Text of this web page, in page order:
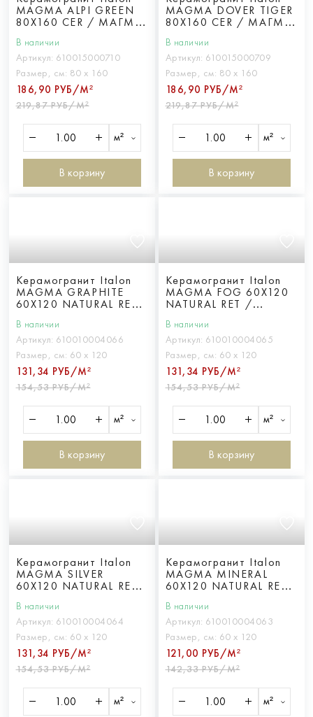
MAGMA ALPI GREEN
80X160 CER / МАГМА
пат.
В наличии
Артикул: 610015000710
Размер, см: 80 х 160
186,90 РУБ/М²
219,87 РУБ/М²
м²
В корзину
MAGMA DOVER TIGER
80X160 CER / МАГМА
80X160 пат.
В наличии
Артикул: 610015000709
Размер, см: 80 х 160
186,90 РУБ/М²
219,87 РУБ/М²
м²
В корзину
Керамогранит Italon
MAGMA GRAPHITE
60X120 NATURAL RET
60X120 НАТ. ретт.
В наличии
Артикул: 610010004066
Размер, см: 60 х 120
131,34 РУБ/М²
154,53 РУБ/М²
м²
В корзину
Керамогранит Italon
MAGMA FOG 60X120
NATURAL RET /
НАТ. ретт.
В наличии
Артикул: 610010004065
Размер, см: 60 х 120
131,34 РУБ/М²
154,53 РУБ/М²
м²
В корзину
Керамогранит Italon
MAGMA SILVER
60X120 NATURAL RET
60X120 НАТ. ретт.
В наличии
Артикул: 610010004064
Размер, см: 60 х 120
131,34 РУБ/М²
154,53 РУБ/М²
м²
Керамогранит Italon
MAGMA MINERAL
60X120 NATURAL RET
60X120 НАТ. ретт.
В наличии
Артикул: 610010004063
Размер, см: 60 х 120
121,00 РУБ/М²
142,33 РУБ/М²
м²